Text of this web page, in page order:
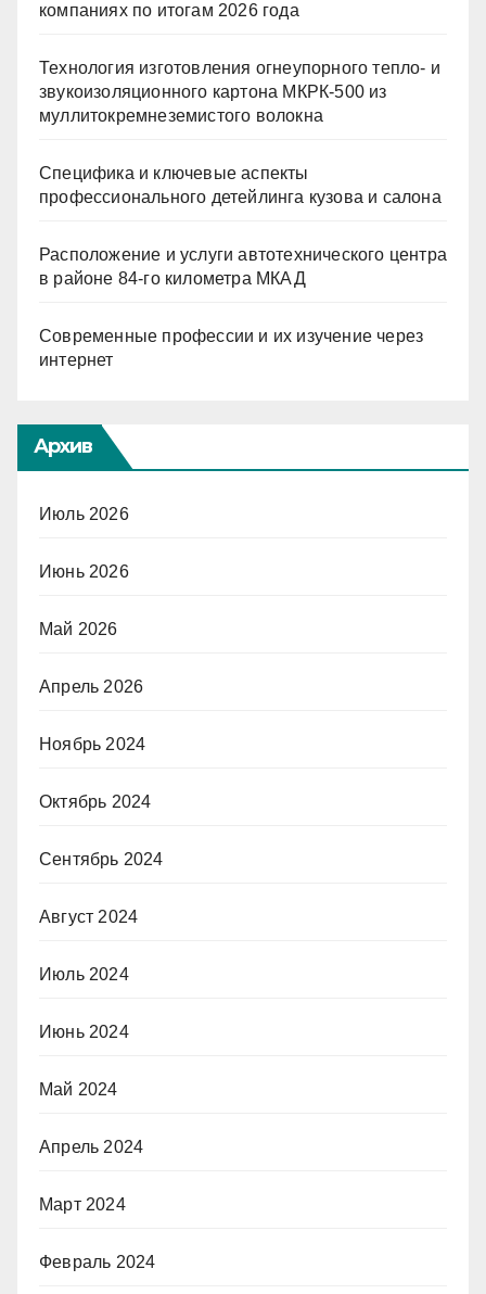
компаниях по итогам 2026 года
Технология изготовления огнеупорного тепло- и
звукоизоляционного картона МКРК-500 из
муллитокремнеземистого волокна
Специфика и ключевые аспекты
профессионального детейлинга кузова и салона
Расположение и услуги автотехнического центра
в районе 84-го километра МКАД
Современные профессии и их изучение через
интернет
Архив
Июль 2026
Июнь 2026
Май 2026
Апрель 2026
Ноябрь 2024
Октябрь 2024
Сентябрь 2024
Август 2024
Июль 2024
Июнь 2024
Май 2024
Апрель 2024
Март 2024
Февраль 2024